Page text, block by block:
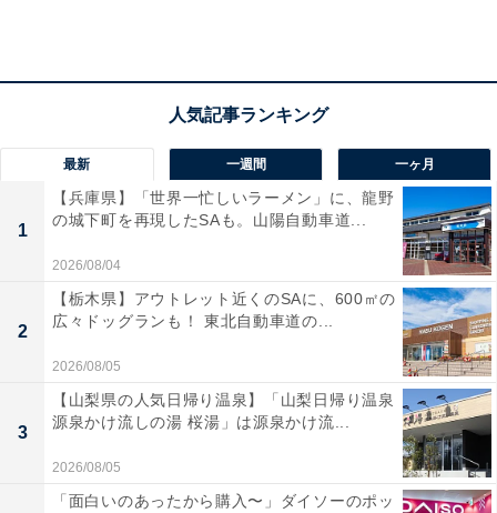
ある日の例を挙げると、ポータブル電源にパソコン、ポ
ケットWi-Fi、スマートフォン2台、子どもが使うタブレ
ット、ワイヤレスイヤホン、コーヒーメーカーの7つが
接続されていました。
AC180なら4個のAC出力ポートと5個のUSBポート
（USB-C：1個、USB-A：4個）があるので、この程度の
最新 一週間 一ヶ月
1
【兵庫県】「世界一忙しいラーメン」に、龍野
の城下町を再現したSAも。山陽自動車道...
2026/08/04
2
【栃木県】アウトレット近くのSAに、600㎡の
広々ドッグランも！ 東北自動車道の...
2026/08/05
3
【山梨県の人気日帰り温泉】「山梨日帰り温泉
源泉かけ流しの湯 桜湯」は源泉かけ流...
2026/08/05
「面白いのあったから購入〜」ダイソーのポッ